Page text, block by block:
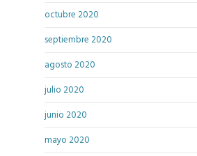
octubre 2020
septiembre 2020
agosto 2020
julio 2020
junio 2020
mayo 2020